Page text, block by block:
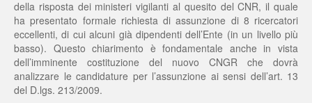
della risposta dei ministeri vigilanti al quesito del CNR, il quale
ha presentato formale richiesta di assunzione di 8 ricercatori
eccellenti, di cui alcuni già dipendenti dell’Ente (in un livello più
basso). Questo chiarimento è fondamentale anche in vista
dell’imminente costituzione del nuovo CNGR che dovrà
analizzare le candidature per l’assunzione ai sensi dell’art. 13
del D.lgs. 213/2009.